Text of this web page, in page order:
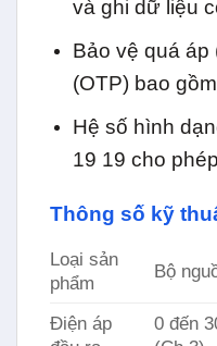
và ghi dữ liệu
Bảo vệ quá áp
(OTP) bao
Hệ số hình
19 19 cho
Thông số kỹ
Loại sản
phẩm
Bộ
Điện áp
0 đến